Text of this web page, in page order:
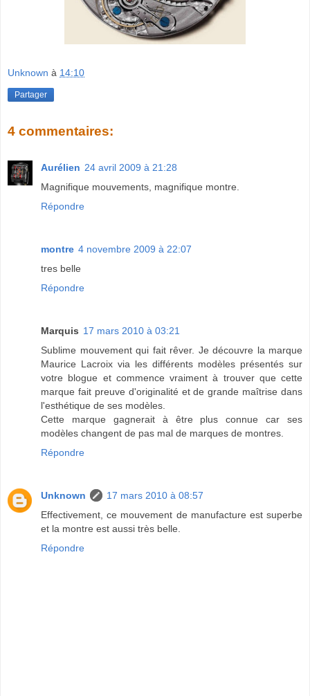
Unknown à 14:10
Partager
4 commentaires:
Aurélien 24 avril 2009 à 21:28
Magnifique mouvements, magnifique montre.
Répondre
montre 4 novembre 2009 à 22:07
tres belle
Répondre
Marquis 17 mars 2010 à 03:21
Sublime mouvement qui fait rêver. Je découvre la marque
Maurice Lacroix via les différents modèles présentés sur
votre blogue et commence vraiment à trouver que cette
marque fait preuve d'originalité et de grande maîtrise dans
l'esthétique de ses modèles.
Cette marque gagnerait à être plus connue car ses
modèles changent de pas mal de marques de montres.
Répondre
Unknown
17 mars 2010 à 08:57
Effectivement, ce mouvement de manufacture est superbe
et la montre est aussi très belle.
Répondre